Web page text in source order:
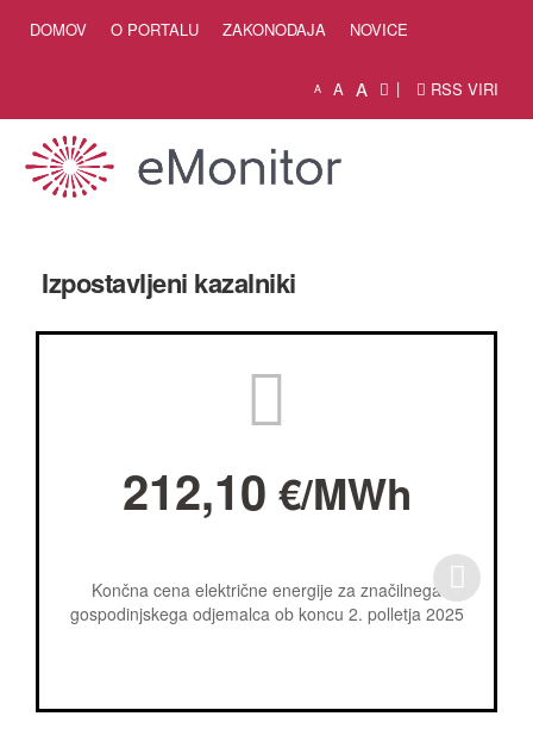
DOMOV O PORTALU ZAKONODAJA NOVICE
A A A RSS VIRI
Izpostavljeni kazalniki
212,10 €/MWh
Končna cena električne energije za značilnega
gospodinjskega odjemalca ob koncu 2. polletja 2025